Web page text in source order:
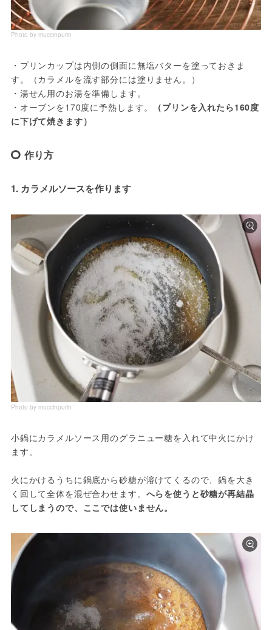
Photo by muccinpurin
・プリンカップは内側の側面に無塩バターを塗っておきま
す。（カラメルを流す部分には塗りません。）
・湯せん用のお湯を準備します。
・オーブンを170度に予熱します。
（プリンを入れたら160度
に下げて焼きます）
作り方
1. カラメルソースを作ります
Photo by muccinpurin
小鍋にカラメルソース用のグラニュー糖を入れて中火にかけ
ます。
火にかけるうちに鍋底から砂糖が溶けてくるので、鍋を大き
く回して全体を混ぜ合わせます。 へらを使うと砂糖が再結晶
してしまうので、ここでは使いません。